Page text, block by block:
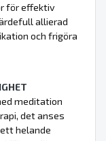
för effektiv
allierad
och frigöra
meditation
det anses
helande